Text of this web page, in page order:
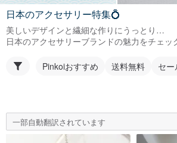
日本のアクセサリー特集💍
美しいデザインと繊細な作りにうっとり…
日本のアクセサリーブランドの魅力をチェッ
Pinkoiおすすめ 送料無料 セー
一部自動翻訳されています